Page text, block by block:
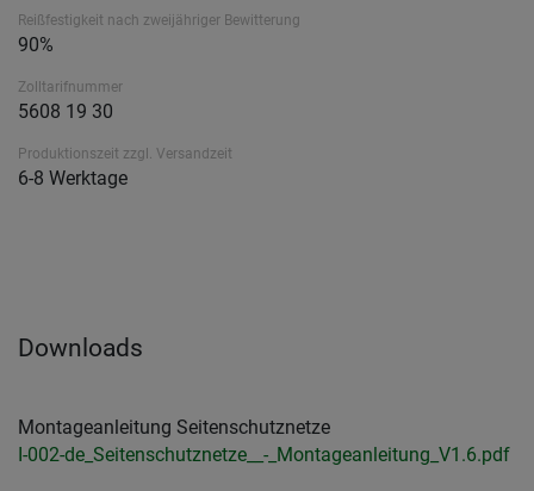
Reißfestigkeit nach zweijähriger Bewitterung
90%
Zolltarifnummer
5608 19 30
Produktionszeit zzgl. Versandzeit
6-8 Werktage
Downloads
Montageanleitung Seitenschutznetze
I-002-de_Seitenschutznetze__-_Montageanleitung_V1.6.pdf